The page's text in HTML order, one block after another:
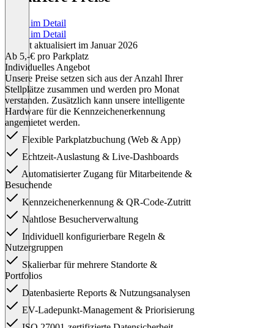
Preise im Detail
Preise im Detail
Zuletzt aktualisiert im Januar 2026
Ab 5,-€ pro Parkplatz
Individuelles Angebot
Unsere Preise setzen sich aus der Anzahl Ihrer
Stellplätze zusammen und werden pro Monat
verstanden. Zusätzlich kann unsere intelligente
Hardware für die Kennzeichenerkennung
angemietet werden.
Flexible Parkplatzbuchung (Web & App)
Echtzeit-Auslastung & Live-Dashboards
Automatisierter Zugang für Mitarbeitende &
Besuchende
Kennzeichenerkennung & QR-Code-Zutritt
Nahtlose Besucherverwaltung
Individuell konfigurierbare Regeln &
Nutzergruppen
Skalierbar für mehrere Standorte &
Portfolios
Datenbasierte Reports & Nutzungsanalysen
EV-Ladepunkt-Management & Priorisierung